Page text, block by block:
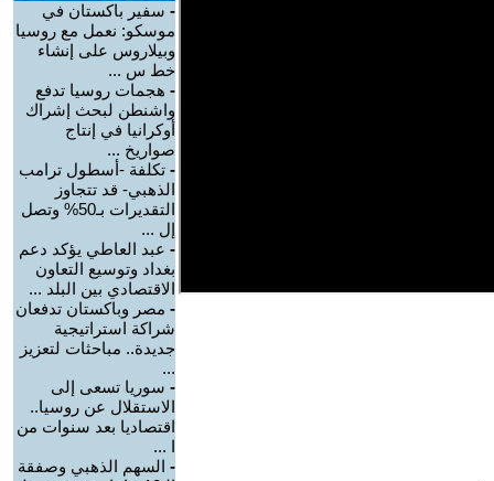
- سفير باكستان في
موسكو: نعمل مع روسيا
وبيلاروس على إنشاء
خط س ...
- هجمات روسيا تدفع
واشنطن لبحث إشراك
أوكرانيا في إنتاج
صواريخ ...
- تكلفة -أسطول ترامب
الذهبي- قد تتجاوز
التقديرات بـ50% وتصل
إل ...
- عبد العاطي يؤكد دعم
بغداد وتوسيع التعاون
الاقتصادي بين البلد ...
- مصر وباكستان تدفعان
شراكة استراتيجية
جديدة.. مباحثات لتعزيز
...
- سوريا تسعى إلى
الاستقلال عن روسيا..
اقتصاديا بعد سنوات من
ا ...
- السهم الذهبي وصفقة